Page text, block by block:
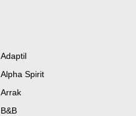
Adaptil
Alpha Spirit
Arrak
B&B